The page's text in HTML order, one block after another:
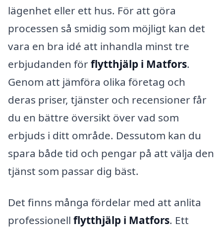
lägenhet eller ett hus. För att göra
processen så smidig som möjligt kan det
vara en bra idé att inhandla minst tre
erbjudanden förflytthjälp i Matfors.
Genom att jämföra olika företag och
deras priser, tjänster och recensioner får
du en bättre översikt över vad som
erbjuds i ditt område. Dessutom kan du
spara både tid och pengar på att välja den
tjänst som passar dig bäst.
Det finns många fördelar med att anlita
professionell flytthjälp i Matfors. Ett